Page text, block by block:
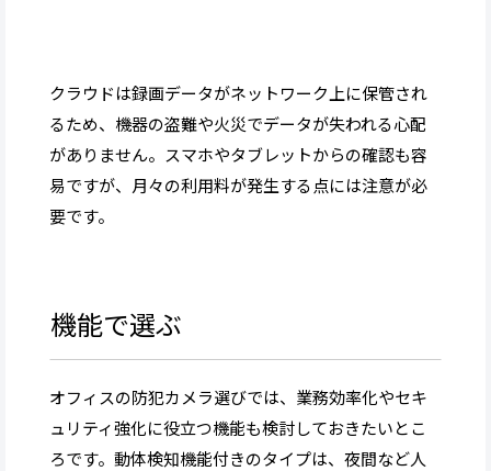
クラウドは録画データがネットワーク上に保管され
るため、機器の盗難や火災でデータが失われる心配
がありません。スマホやタブレットからの確認も容
易ですが、月々の利用料が発生する点には注意が必
要です。
機能で選ぶ
オフィスの防犯カメラ選びでは、業務効率化やセキ
ュリティ強化に役立つ機能も検討しておきたいとこ
ろです。動体検知機能付きのタイプは、夜間など人